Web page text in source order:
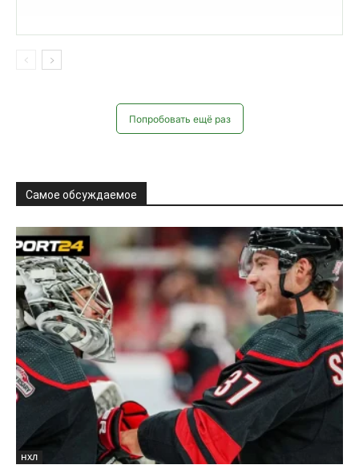
Попробовать ещё раз
Самое обсуждаемое
НХЛ